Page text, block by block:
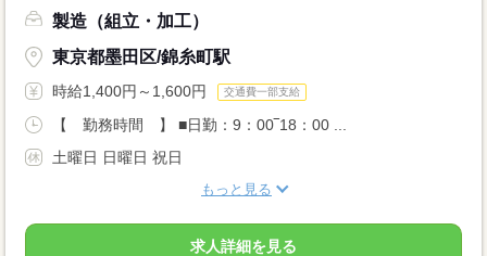
製造（組立・加工）
東京都墨田区/錦糸町駅
時給1,400円～1,600円 交通費一部支給
【 勤務時間 】 ■日勤：9：00‾18：00 ...
土曜日 日曜日 祝日
もっと見る
求人詳細を見る